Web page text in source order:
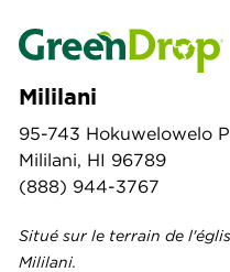
Mililani
95-743 Hokuwelowelo
Mililani, HI 96789
(888) 944-3767
Situé sur le terrain de
Mililani.